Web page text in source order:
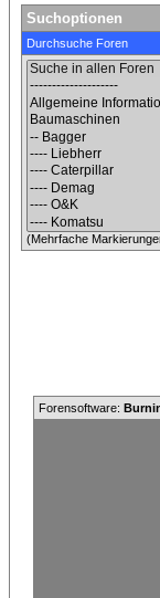
Suchoptionen
Durchsuche Foren
(Mehrfache
Forensoftware: